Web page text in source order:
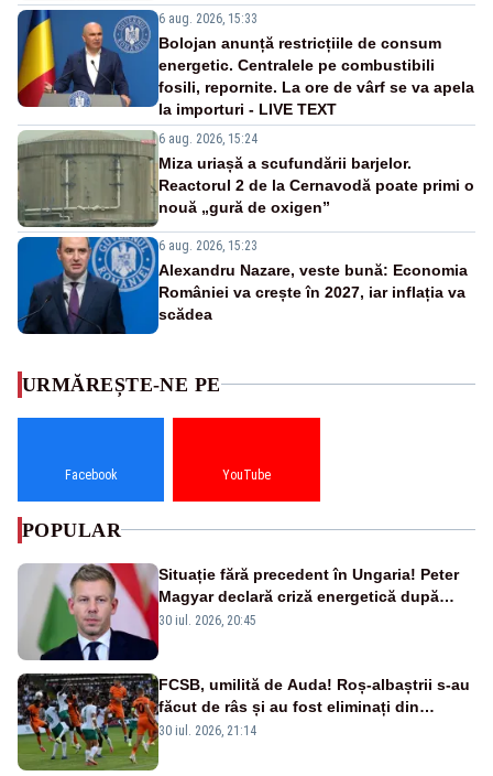
6 aug. 2026, 15:33
Bolojan anunță restricțiile de consum
energetic. Centralele pe combustibili
fosili, repornite. La ore de vârf se va apela
la importuri - LIVE TEXT
6 aug. 2026, 15:24
Miza uriașă a scufundării barjelor.
Reactorul 2 de la Cernavodă poate primi o
nouă „gură de oxigen”
6 aug. 2026, 15:23
Alexandru Nazare, veste bună: Economia
României va crește în 2027, iar inflația va
scădea
URMĂREȘTE-NE PE
Facebook YouTube
POPULAR
Situație fără precedent în Ungaria! Peter
Magyar declară criză energetică după
oprirea centralei de la Paks
30 iul. 2026, 20:45
FCSB, umilită de Auda! Roș-albaștrii s-au
făcut de râs și au fost eliminați din
Conference League
30 iul. 2026, 21:14